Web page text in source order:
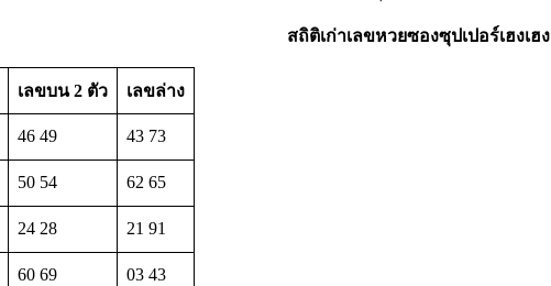
สถิติเก่าเลขหวยซองซุปเปอร์เฮงเฮง
เลขบน 2 ตัว เลขล่าง
46 49 43 73
50 54 62 65
24 28 21 91
60 69 03 43